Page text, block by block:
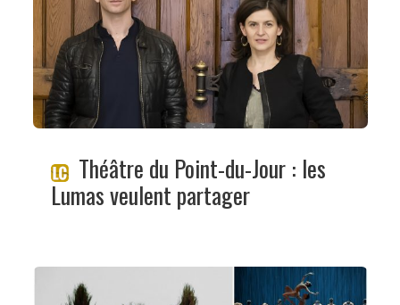
Théâtre du Point-du-Jour : les
Lumas veulent partager